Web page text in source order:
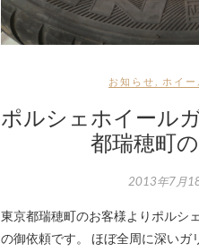
お知らせ ホイー
ポルシェホイール
都瑞穂町
2013年7月
東京都瑞穂町のお客様よりポル
の御依頼です。 ほぼ全周に深い